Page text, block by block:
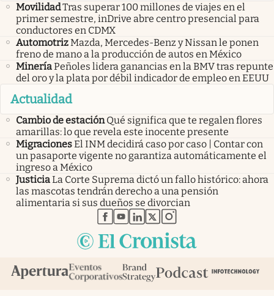
MovilidadTras superar 100 millones de viajes en el
primer semestre, inDrive abre centro presencial para
conductores en CDMX
AutomotrizMazda, Mercedes-Benz y Nissan le ponen
freno de mano a la producción de autos en México
MineríaPeñoles lidera ganancias en la BMV tras repunte
del oro y la plata por débil indicador de empleo en EEUU
Actualidad
Cambio de estación Qué significa que te regalen flores
amarillas: lo que revela este inocente presente
MigracionesEl INM decidirá caso por caso | Contar con
un pasaporte vigente no garantiza automáticamente el
ingreso a México
JusticiaLa Corte Suprema dictó un fallo histórico: ahora
las mascotas tendrán derecho a una pensión
alimentaria si sus dueños se divorcian
abre en nueva pestaña
abre en nueva pestaña
abre en nueva pestaña
abre en nueva pestaña
abre en nueva pestaña